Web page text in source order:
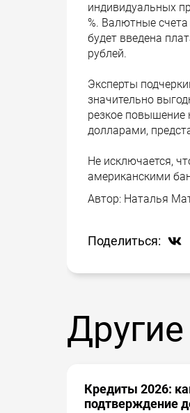
индивидуальных
%. Валютные
будет введена
рублей.
Эксперты
значительно
резкое повышение
долларами,
Не исключается,
американскими
Автор: Наталья
Поделиться:
Кредиты 2026:
подтверждение